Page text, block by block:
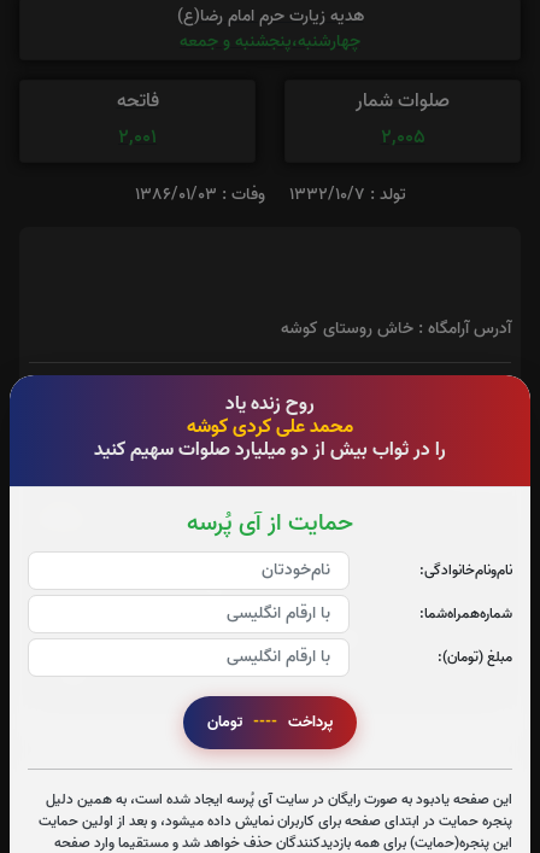
روح زنده یاد
محمد علی کردی کوشه
را در ثواب بیش از دو میلیارد صلوات سهیم کنید
حمایت از آی پُرسه
نام‌و‌نام‌خانوادگی:
شماره‌همراه‌شما:
مبلغ (تومان):
پرداخت ----
این صفحه یادبود به صورت رایگان در سایت آی پُرسه ایجاد شده است، به همین دلیل
پنجره حمایت در ابتدای صفحه برای کاربران نمایش داده میشود، و بعد از اولین حمایت
این پنجره(حمایت) برای همه بازدیدکنندگان حذف خواهد شد و مستقیما وارد صفحه
هدیه زیارت حرم امام رضا(ع)
چهارشنبه،پنجشنبه و جمعه
صلوات شمار
2,005
فاتحه
2,001
تولد : 1332/10/7 وفات : 1386/01/03
آدرس آرامگاه : خاش روستای کوشه
تعداد بازدید : 531